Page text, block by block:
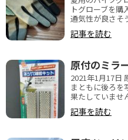
トグローブを購
通気性が良さそ
記事を読む
原付のミラ
2021年1月17日
まともに後ろを
果たしていませ
記事を読む